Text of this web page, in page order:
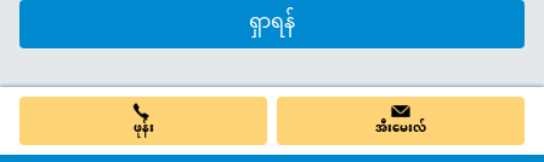
ရှာရန်
ဖုန်း အီးမေးလ်